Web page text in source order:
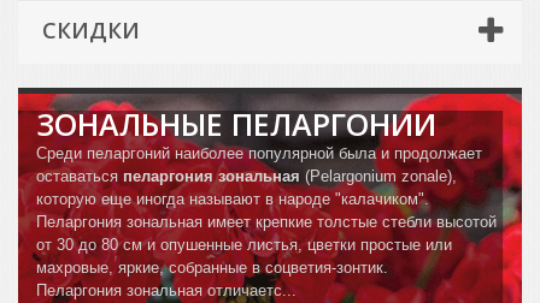
СКИДКИ
ЗОНАЛЬНЫЕ ПЕЛАРГОНИИ
Среди пеларгоний наиболее популярной была и продолжает
оставаться пеларгония зональная (Pelargonium zonale),
которую еще иногда называют в народе "калачиком".
Пеларгония зональная имеет крепкие толстые стебли высотой
от 30 до 80 см и опушенные листья, цветки простые или
махровые, яркие, собранные в соцветия-зонтик.
Пеларгония зональная отличаетс...